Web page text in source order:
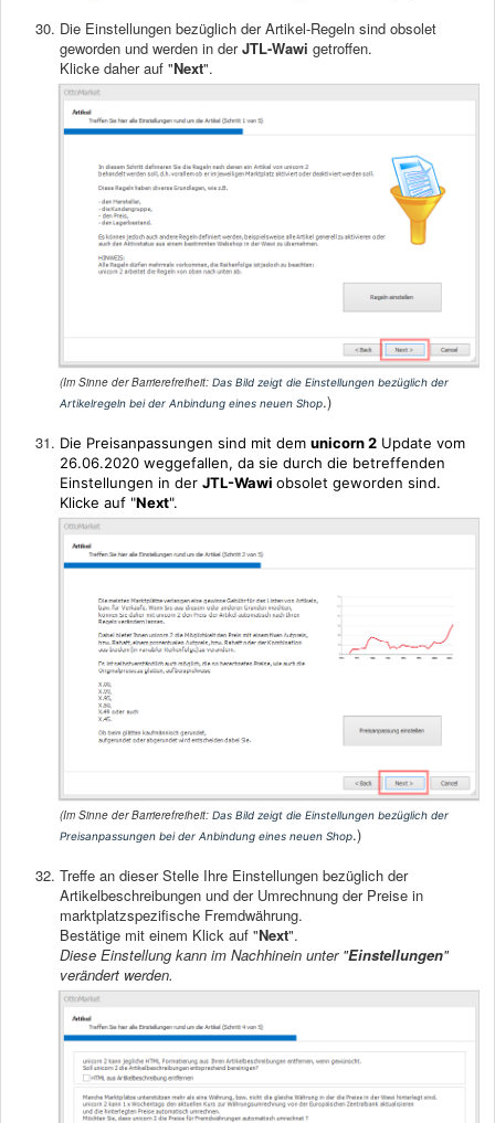
Die Einstellungen bezüglich der Artikel-Regeln sind obsolet
geworden und werden in derJTL-Wawi getroffen.
Klicke daher auf "Next".
(Im Sinne der Barrierefreiheit: Das Bild zeigt die Einstellungen bezüglich der
Artikelregeln bei der Anbindung eines neuen Shop.)
Die Preisanpassungen sind mit dem unicorn 2 Update vom
26.06.2020 weggefallen, da sie durch die betreffenden
Einstellungen in der JTL-Wawi obsolet geworden sind.
Klicke auf "Next".
(Im Sinne der Barrierefreiheit: Das Bild zeigt die Einstellungen bezüglich der
Preisanpassungen bei der Anbindung eines neuen Shop.)
Treffe an dieser Stelle Ihre Einstellungen bezüglich der
Artikelbeschreibungen und der Umrechnung der Preise in
marktplatzspezifische Fremdwährung.
Bestätige mit einem Klick auf "Next".
Diese Einstellung kann im Nachhinein unter "Einstellungen"
verändert werden.